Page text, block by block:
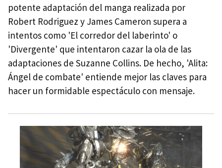
potente adaptación del manga realizada por
Robert Rodriguez y James Cameron supera a
intentos como 'El corredor del laberinto' o
'Divergente' que intentaron cazar la ola de las
adaptaciones de Suzanne Collins. De hecho, 'Alita:
Ángel de combate' entiende mejor las claves para
hacer un formidable espectáculo con mensaje.